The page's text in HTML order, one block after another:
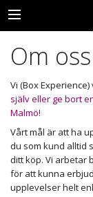
Om oss
Vi (Box
själv eller ge bort
Malmö!
Vårt mål är att ha
du som kund alltid
ditt köp. Vi arbetar
för att kunna
upplevelser helt